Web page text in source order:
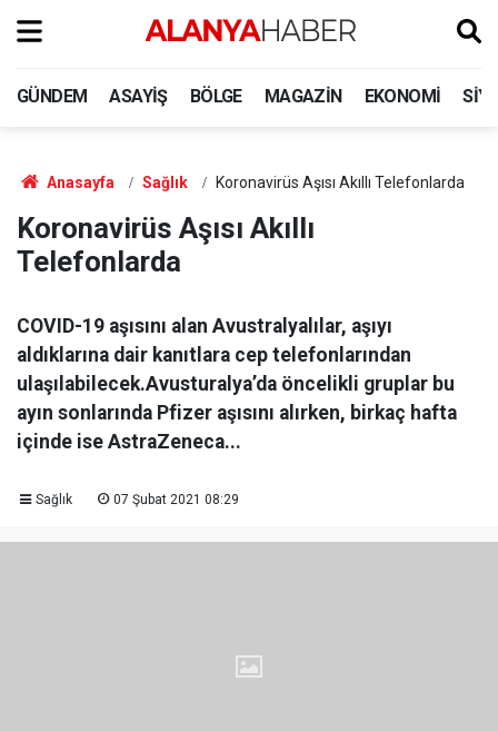
GÜNDEM ASAYIŞ BÖLGE MAGAZIN EKONOMI
Anasayfa Sağlık Koronavirüs Aşısı Akıllı Telefonlarda
Koronavirüs Aşısı Akıllı
Telefonlarda
COVID-19 aşısını alan Avustralyalılar, aşıyı
aldıklarına dair kanıtlara cep telefonlarından
ulaşılabilecek.Avusturalya’da öncelikli gruplar bu
ayın sonlarında Pfizer aşısını alırken, birkaç hafta
içinde ise AstraZeneca...
Sağlık 07 Şubat 2021 08:29